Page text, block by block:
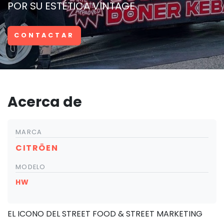
POR SU ESTÉTICA VINTAGE
CONTACTAR
Acerca de
MARCA
CITRÖEN
MODELO
HW
EL ICONO DEL STREET FOOD & STREET MARKETING